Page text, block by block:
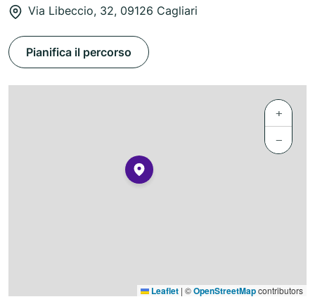
Via Libeccio, 32, 09126 Cagliari
Pianifica il percorso
+
−
Leaflet | ©OpenStreetMapcontributors